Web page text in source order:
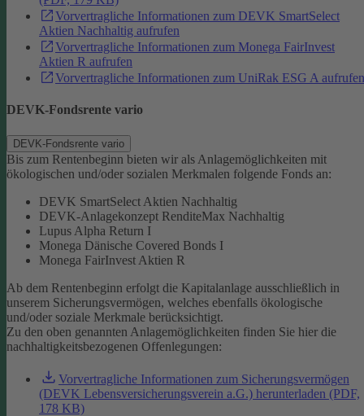
Vorvertragliche Informationen zum DEVK SmartSelect
Aktien Nachhaltig aufrufen
Vorvertragliche Informationen zum Monega FairInvest
Aktien R aufrufen
Vorvertragliche Informationen zum UniRak ESG A aufrufen
DEVK-Fondsrente vario
DEVK-Fondsrente vario
Bis zum Rentenbeginn bieten wir als Anlagemöglichkeiten mit
ökologischen und/oder sozialen Merkmalen folgende Fonds an:
DEVK SmartSelect Aktien Nachhaltig
DEVK-Anlagekonzept RenditeMax Nachhaltig
Lupus Alpha Return I
Monega Dänische Covered Bonds I
Monega FairInvest Aktien R
Ab dem Rentenbeginn erfolgt die Kapitalanlage ausschließlich in
unserem Sicherungsvermögen, welches ebenfalls ökologische
und/oder soziale Merkmale berücksichtigt.
Zu den oben genannten Anlagemöglichkeiten finden Sie hier die
nachhaltigkeitsbezogenen Offenlegungen:
Vorvertragliche Informationen zum Sicherungsvermögen
(DEVK Lebensversicherungsverein a.G.) herunterladen (PDF,
178 KB)